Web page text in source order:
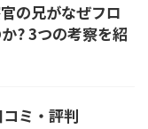
の兄がなぜフロ
? 3つの考察を紹
ミ・評判